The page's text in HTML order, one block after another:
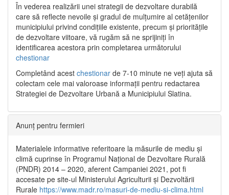
În vederea realizării unei strategii de dezvoltare durabilă
care să reflecte nevoile și gradul de mulțumire al cetățenilor
municipiului privind condițiile existente, precum și prioritățile
de dezvoltare viitoare, vă rugăm să ne sprijiniți în
identificarea acestora prin completarea următorului
chestionar
Completând acest chestionar de 7-10 minute ne veți ajuta să
colectam cele mai valoroase informații pentru redactarea
Strategiei de Dezvoltare Urbană a Municipiului Slatina.
Anunț pentru fermieri
Materialele informative referitoare la măsurile de mediu și
climă cuprinse în Programul Național de Dezvoltare Rurală
(PNDR) 2014 – 2020, aferent Campaniei 2021, pot fi
accesate pe site-ul Ministerului Agriculturii și Dezvoltării
Rurale https://www.madr.ro/masuri-de-mediu-si-clima.html